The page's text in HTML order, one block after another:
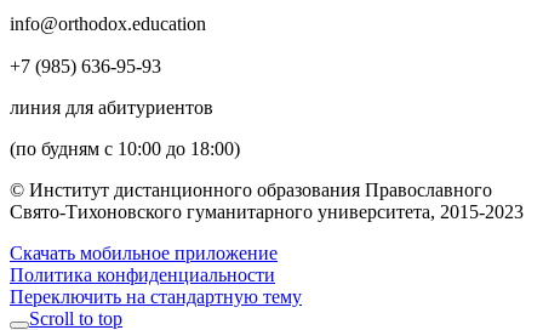
info@orthodox.education
+7 (985) 636-95-93
линия для абитуриентов
(по будням с 10:00 до 18:00)
© Институт дистанционного образования Православного
Свято-Тихоновского гуманитарного университета, 2015-2023
Скачать мобильное приложение
Политика конфиденциальности
Переключить на стандартную тему
Scroll to top